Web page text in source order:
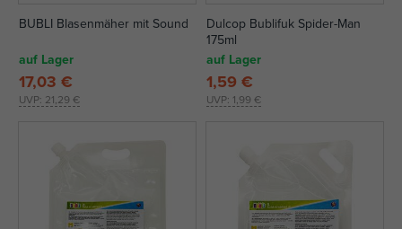
BUBLI Blasenmäher mit Sound
auf Lager
UVP: 21,29 €
17,03 €
Dulcop Bublifuk Spider-Man
175ml
auf Lager
UVP: 1,99 €
1,59 €